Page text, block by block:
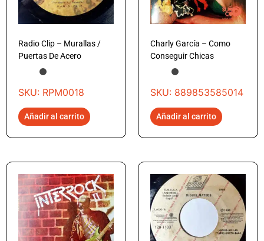
Radio Clip – Murallas /
Puertas De Acero
SKU: RPM0018
Añadir al carrito
Charly García – Como
Conseguir Chicas
SKU: 889853585014
Añadir al carrito